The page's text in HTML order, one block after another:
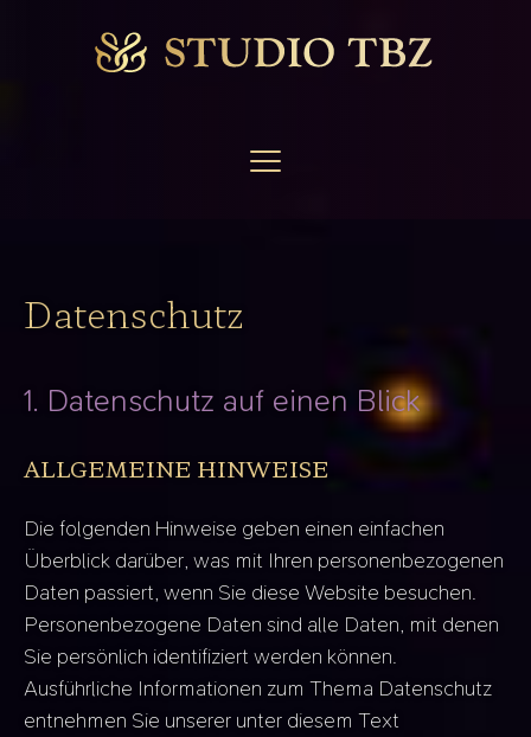
Datenschutz
1. Datenschutz auf einen Blick
ALLGEMEINE HINWEISE
Die folgenden Hinweise geben einen einfachen
Überblick darüber, was mit Ihren personenbezogenen
Daten passiert, wenn Sie diese Website besuchen.
Personenbezogene Daten sind alle Daten, mit denen
Sie persönlich identifiziert werden können.
Ausführliche Informationen zum Thema Datenschutz
entnehmen Sie unserer unter diesem Text